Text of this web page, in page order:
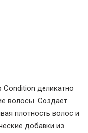
деликатно
волосы. Создает
плотность волос и
добавки из